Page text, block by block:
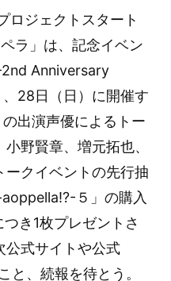
ロジェクトスタート
ラ」は、記念イベン
2nd Anniversary
28日（日）に開催す
出演声優によるトー
野賢章、増元拓也、
クイベントの先行抽
５」の購入
き1枚プレゼントさ
公式サイトや公式
、続報を待とう。